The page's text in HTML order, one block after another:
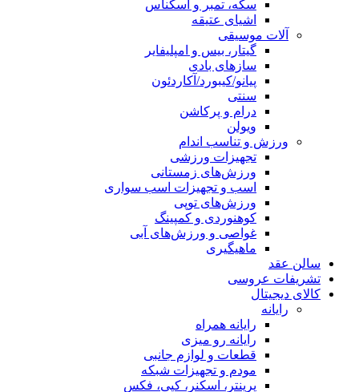
سکه، تمبر و اسکناس
اشیای عتیقه
آلات موسیقی
گیتار، بیس و امپلیفایر
سازهای بادی
پیانو/کیبورد/آکاردئون
سنتی
درام و پرکاشن
ویولن
ورزش و تناسب اندام
تجهیزات ورزشی
ورزش‌های زمستانی
اسب و تجهیزات اسب سواری
ورزش‌های توپی
کوهنوردی و کمپینگ
غواصی و ورزش‌های آبی
ماهیگیری
سالن عقد
تشریفات عروسی
کالای دیجیتال
رایانه
رایانه همراه
رایانه رو میزی
قطعات و لوازم جانبی
مودم و تجهیزات شبکه
پرینتر، اسکنر، کپی، فکس